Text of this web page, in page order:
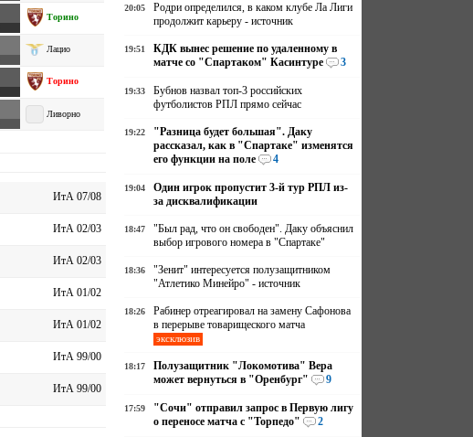
Торино
Лацио
Торино
Ливорно
ИтА 07/08
ИтА 02/03
ИтА 02/03
ИтА 01/02
ИтА 01/02
ИтА 99/00
ИтА 99/00
20:05
Родри определился, в каком клубе Ла Лиги
продолжит карьеру - источник
19:51
КДК вынес решение по удаленному в
матче со "Спартаком" Касинтуре
3
19:33
Бубнов назвал топ-3 российских
футболистов РПЛ прямо сейчас
19:22
"Разница будет большая". Даку
рассказал, как в "Спартаке" изменятся
его функции на поле
4
19:04
Один игрок пропустит 3-й тур РПЛ из-
за дисквалификации
18:47
"Был рад, что он свободен". Даку объяснил
выбор игрового номера в "Спартаке"
18:36
"Зенит" интересуется полузащитником
"Атлетико Минейро" - источник
18:26
Рабинер отреагировал на замену Сафонова
в перерыве товарищеского матча
эксклюзив
18:17
Полузащитник "Локомотива" Вера
может вернуться в "Оренбург"
9
17:59
"Сочи" отправил запрос в Первую лигу
о переносе матча с "Торпедо"
2